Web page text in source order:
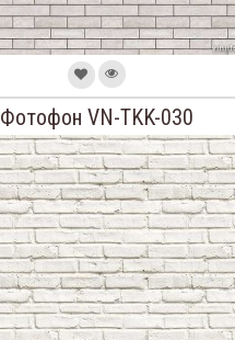
Фотофон VN-TKK-030